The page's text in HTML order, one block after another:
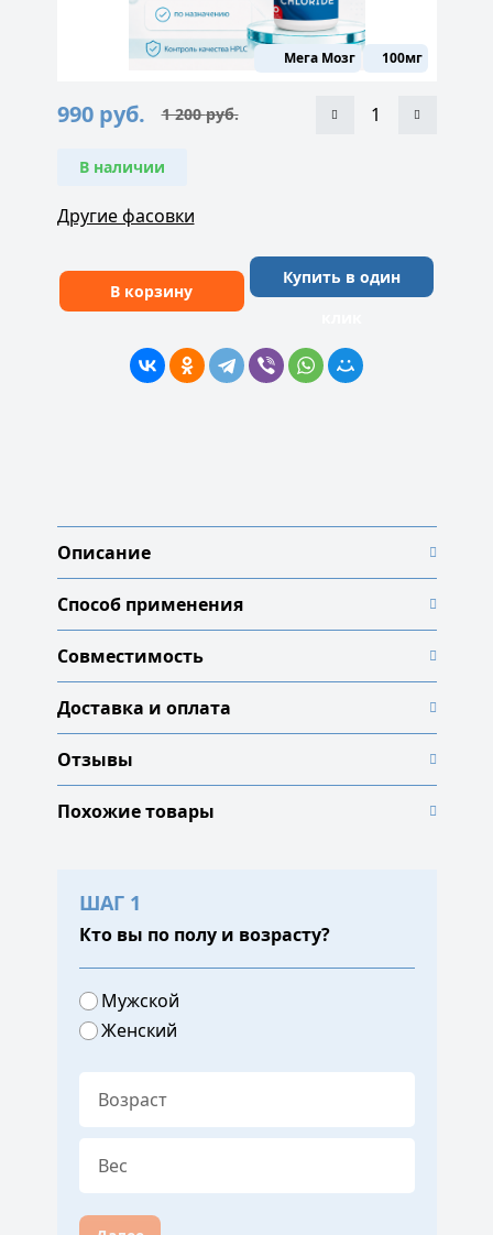
Мега Мозг 100мг
1 200руб.
Первоначальная
990 руб.
Текущая
В наличии
Другие фасовки
В корзину
Купить в один
Описание
Способ применения
Совместимость
Доставка и оплата
Отзывы
Похожие товары
ШАГ 1
Кто вы по полу и возрасту?
Мужской
Женский